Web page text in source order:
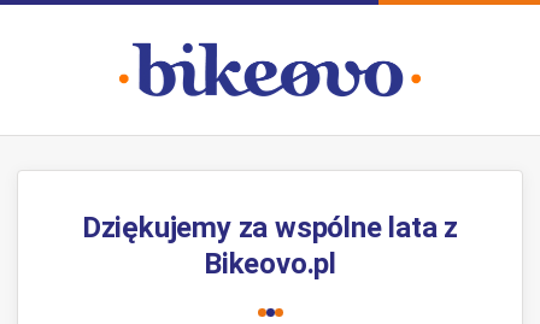
Dziękujemy za wspólne lata z
Bikeovo.pl